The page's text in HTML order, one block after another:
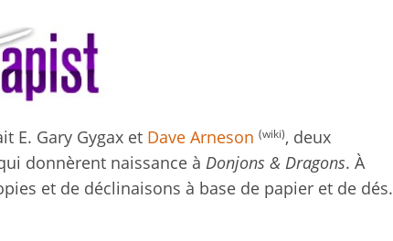
E. Gary Gygax et Dave Arneson (wiki), deux
donnèrent naissance à Donjons & Dragons. À
et de déclinaisons à base de papier et de dés.